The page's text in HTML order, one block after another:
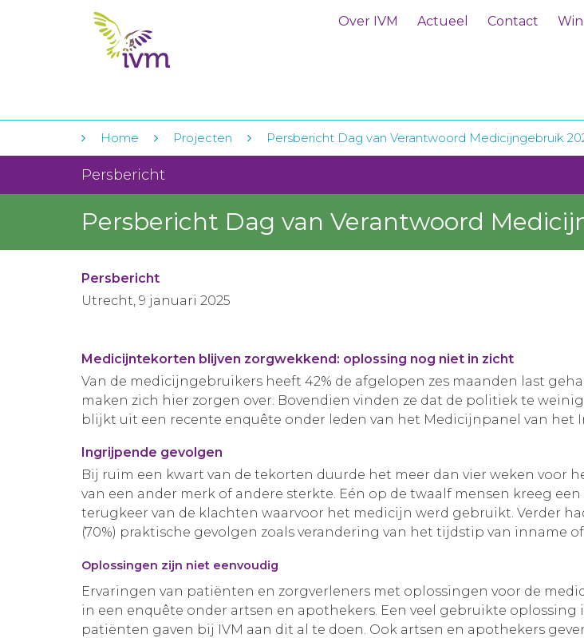
Over IVM Actueel Contact
Home Projecten Persbericht Dag van Verantwoord Medicijngebruik
Persbericht
Persbericht Dag van Verantwoord
Persbericht
Utrecht, 9 januari 2025
Medicijntekorten blijven zorgwekkend: oplossing nog niet in zicht
Van de medicijngebruikers heeft 42% de afgelopen zes maanden last
maken zich hier zorgen over. Bovendien vinden ze dat de politiek te
blijkt uit een recente enquête onder leden van het Medicijnpanel van het
Ingrijpende gevolgen
Bij ruim een kwart van de tekorten duurde het meer dan vier weken voor
van een ander merk of andere sterkte. Eén op de twaalf mensen kreeg
terugkeer van de klachten waarvoor het medicijn werd gebruikt. Verder
(70%) praktische gevolgen zoals verandering van het tijdstip van inname
Oplossingen zijn niet eenvoudig
Ervaringen van patiënten en zorgverleners met oplossingen voor de
in een enquête onder artsen en apothekers. Een veel gebruikte
patiënten gaven bij IVM aan dit al te doen. Ook artsen en apothekers